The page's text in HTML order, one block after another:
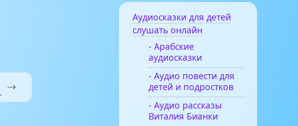
Аудиосказки для детей
слушать онлайн
- Арабские
аудиосказки
- Аудио повести для
детей и подростков
- Аудио рассказы
Виталия Бианки